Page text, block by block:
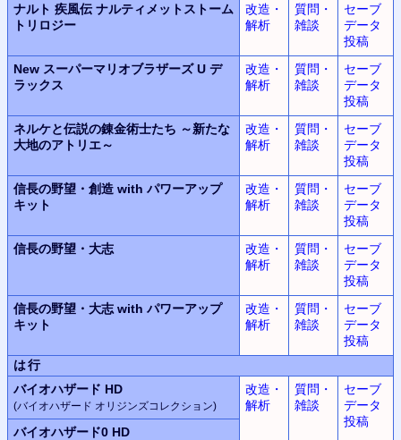
ナルト 疾風伝 ナルティメットストーム
トリロジー
改造・
解析
質問・
雑談
セーブ
データ
投稿
New スーパーマリオブラザーズ U デ
ラックス
改造・
解析
質問・
雑談
セーブ
データ
投稿
ネルケと伝説の錬金術士たち ～新たな
大地のアトリエ～
改造・
解析
質問・
雑談
セーブ
データ
投稿
信長の野望・創造 with パワーアップ
キット
改造・
解析
質問・
雑談
セーブ
データ
投稿
信長の野望・大志
改造・
解析
質問・
雑談
セーブ
データ
投稿
信長の野望・大志 with パワーアップ
キット
改造・
解析
質問・
雑談
セーブ
データ
投稿
は行
バイオハザード HD
(バイオハザード オリジンズコレクション)
改造・
解析
質問・
雑談
セーブ
データ
投稿
バイオハザード0 HD